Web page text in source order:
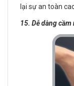
lại sự an toàn
15. Dễ dàng